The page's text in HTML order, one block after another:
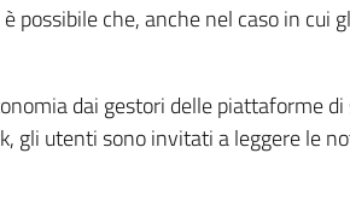
che, anche nel caso in cui
dai gestori delle piattaforme
gli utenti sono invitati a leggere le